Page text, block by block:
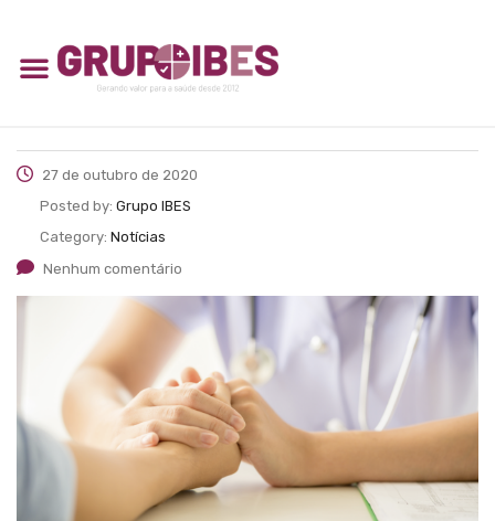
27 de outubro de 2020
Posted by: Grupo IBES
Category: Notícias
Nenhum comentário